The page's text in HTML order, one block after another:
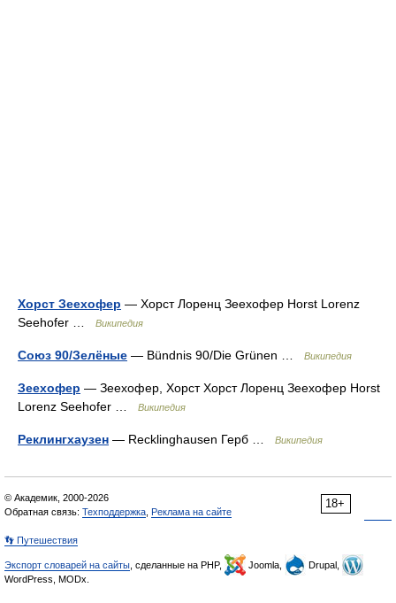
Хорст Зеехофер — Хорст Лоренц Зеехофер Horst Lorenz
Seehofer …
Википедия
Союз 90/Зелёные — Bündnis 90/Die Grünen … Википедия
Зеехофер — Зеехофер, Хорст Хорст Лоренц Зеехофер Horst
Lorenz Seehofer …
Википедия
Реклингхаузен — Recklinghausen Герб … Википедия
18+
© Академик, 2000-2026
Обратная связь: Техподдержка Реклама на сайте
👣 Путешествия
Экспорт словарей на сайты , сделанные на PHP, Joomla,
Drupal,
WordPress, MODx.